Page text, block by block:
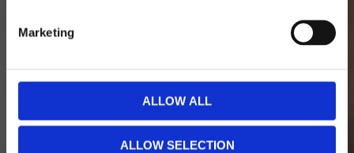
Marketing
ALLOW ALL
ALLOW SELECTION